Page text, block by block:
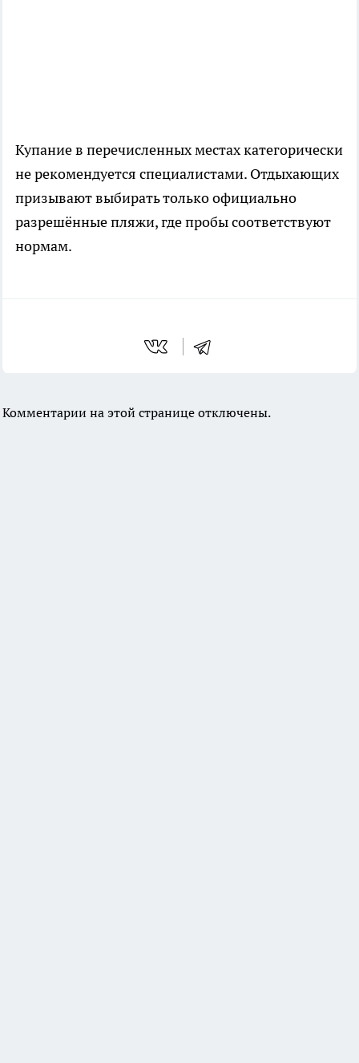
Купание в перечисленных местах категорически
не рекомендуется специалистами. Отдыхающих
призывают выбирать только официально
разрешённые пляжи, где пробы соответствуют
нормам.
Комментарии на этой странице отключены.